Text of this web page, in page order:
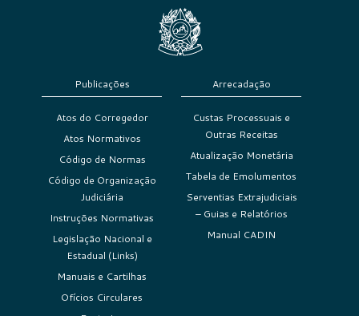
Publicações
Atos do Corregedor
Atos Normativos
Código de Normas
Código de Organização
Judiciária
Instruções Normativas
Legislação Nacional e
Estadual (Links)
Manuais e Cartilhas
Ofícios Circulares
Arrecadação
Custas Processuais e
Outras Receitas
Atualização Monetária
Tabela de Emolumentos
Serventias Extrajudiciais
– Guias e Relatórios
Manual CADIN